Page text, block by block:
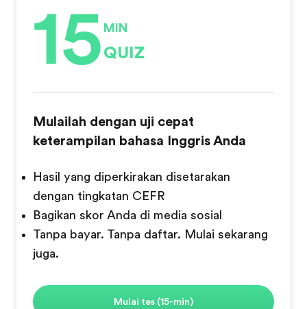
15 MIN
QUIZ
Mulailah dengan uji cepat
keterampilan bahasa Inggris Anda
Hasil yang diperkirakan disetarakan
dengan tingkatan CEFR
Bagikan skor Anda di media sosial
Tanpa bayar. Tanpa daftar. Mulai sekarang
juga.
Mulai tes (15-min)